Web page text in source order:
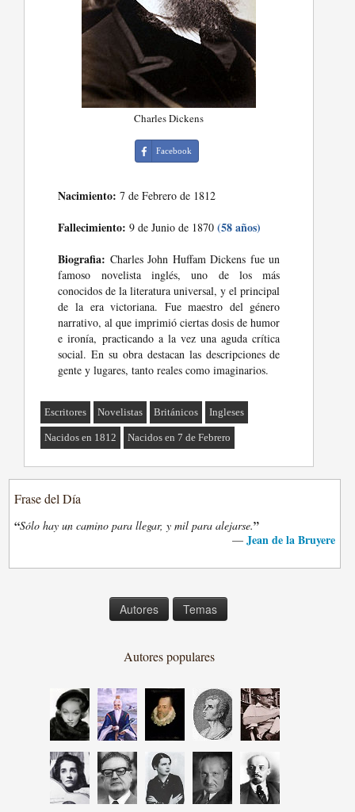
Charles Dickens
Facebook
Nacimiento: 7 de Febrero de 1812
Fallecimiento: 9 de Junio de 1870(58 años)
Biografia: Charles John Huffam Dickens fue un
famoso novelista inglés, uno de los más
conocidos de la literatura universal, y el principal
de la era victoriana. Fue maestro del género
narrativo, al que imprimió ciertas dosis de humor
e ironía, practicando a la vez una aguda crítica
social. En su obra destacan las descripciones de
gente y lugares, tanto reales como imaginarios.
Escritores Novelistas Británicos Ingleses
Nacidos en 1812 Nacidos en 7 de Febrero
Frase del Día
“Sólo hay un camino para llegar, y mil para alejarse.”
— Jean de la Bruyere
Autores Temas
Autores populares